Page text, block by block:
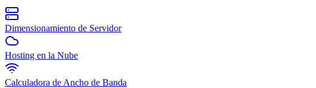
Dimensionamiento de Servidor
Hosting en la Nube
Calculadora de Ancho de Banda